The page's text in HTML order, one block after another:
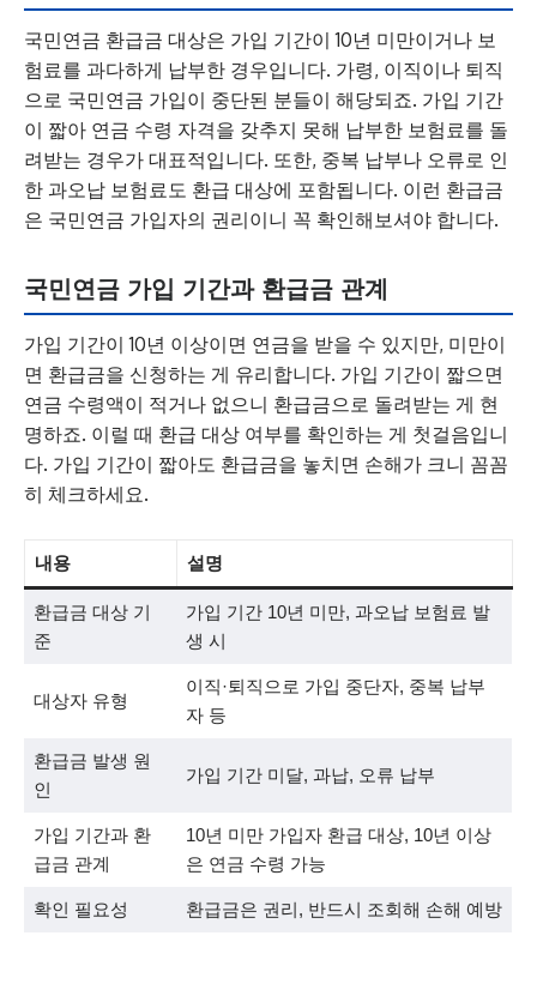
국민연금 환급금 대상은 가입 기간이 10년 미만이거나 보
험료를 과다하게 납부한 경우입니다. 가령, 이직이나 퇴직
으로 국민연금 가입이 중단된 분들이 해당되죠. 가입 기간
이 짧아 연금 수령 자격을 갖추지 못해 납부한 보험료를 돌
려받는 경우가 대표적입니다. 또한, 중복 납부나 오류로 인
한 과오납 보험료도 환급 대상에 포함됩니다. 이런 환급금
은 국민연금 가입자의 권리이니 꼭 확인해보셔야 합니다.
국민연금 가입 기간과 환급금 관계
가입 기간이 10년 이상이면 연금을 받을 수 있지만, 미만이
면 환급금을 신청하는 게 유리합니다. 가입 기간이 짧으면
연금 수령액이 적거나 없으니 환급금으로 돌려받는 게 현
명하죠. 이럴 때 환급 대상 여부를 확인하는 게 첫걸음입니
다. 가입 기간이 짧아도 환급금을 놓치면 손해가 크니 꼼꼼
히 체크하세요.
내용 설명
환급금 대상 기
준
가입 기간 10년 미만, 과오납 보험료 발
생 시
대상자 유형
이직·퇴직으로 가입 중단자, 중복 납부
자 등
환급금 발생 원
인
가입 기간 미달, 과납, 오류 납부
가입 기간과 환
급금 관계
10년 미만 가입자 환급 대상, 10년 이상
은 연금 수령 가능
확인 필요성 환급금은 권리, 반드시 조회해 손해 예방